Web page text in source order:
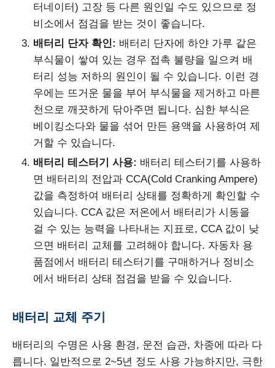
터네이터) 고장 등 다른 원인일 수도 있으므로 정
비소에서 점검을 받는 것이 좋습니다.
배터리 단자 확인: 배터리 단자에 하얀 가루 같은
부식물이 쌓여 있는 경우 접촉 불량을 일으켜 배
터리 성능 저하의 원인이 될 수 있습니다. 이런 경
우에는 뜨거운 물을 부어 부식물을 제거하고 마른
천으로 깨끗하게 닦아주면 됩니다. 심한 부식은
베이킹소다와 물을 섞어 만든 용액을 사용하여 제
거할 수 있습니다.
배터리 테스터기 사용: 배터리 테스터기를 사용하
면 배터리의 전압과 CCA(Cold Cranking Ampere)
값을 측정하여 배터리 상태를 정확하게 확인할 수
있습니다. CCA 값은 저온에서 배터리가 시동을
걸 수 있는 능력을 나타내는 지표로, CCA 값이 낮
으면 배터리 교체를 고려해야 합니다. 자동차 용
품점에서 배터리 테스터기를 구매하거나 정비소
에서 배터리 상태 점검을 받을 수 있습니다.
배터리 교체 주기
배터리의 수명은 사용 환경, 운전 습관, 차종에 따라 다
릅니다. 일반적으로 2~5년 정도 사용 가능하지만, 극한